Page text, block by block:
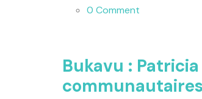
0 Comment
Bukavu :
communautaires